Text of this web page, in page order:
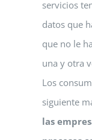
servicios
datos que
que no le
una y otra
Los
siguiente
las